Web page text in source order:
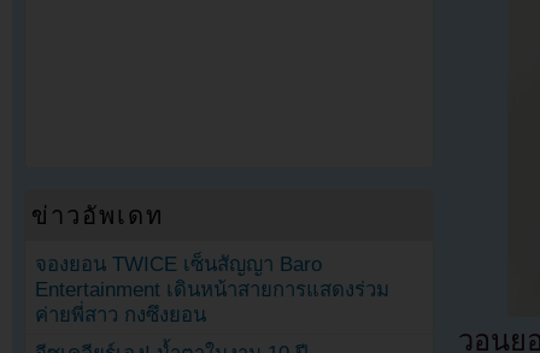
วอนย
ข่าวอัพเดท
จองยอน TWICE เซ็นสัญญา Baro
Entertainment เดินหน้าสายการแสดงร่วม
ค่ายพี่สาว กงซึงยอน